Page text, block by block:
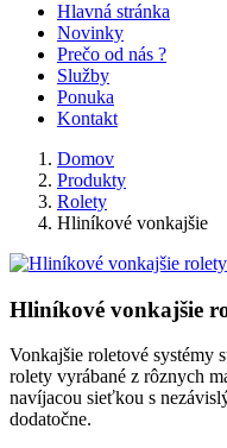
Hlavná stránka
Novinky
Prečo od nás ?
Služby
Ponuka
Kontakt
Domov
Produkty
Rolety
Hliníkové vonkajšie
Hliníkové vonkajšie
Vonkajšie roletové systémy
rolety vyrábané z rôznych
navíjacou sieťkou s
dodatočne.